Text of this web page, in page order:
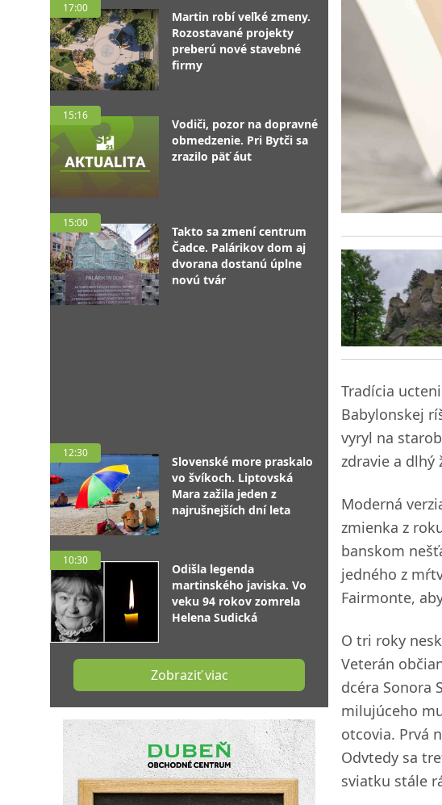
17:00
Martin robí veľké zmeny.
Rozostavané projekty
preberú nové stavebné
firmy
15:16
Vodiči, pozor na dopravné
obmedzenie. Pri Bytči sa
zrazilo päť áut
15:00
Takto sa zmení centrum
Čadce. Palárikov dom aj
dvorana dostanú úplne
novú tvár
12:30
Slovenské more praskalo
vo švíkoch. Liptovská
Mara zažila jeden z
najrušnejších dní leta
10:30
Odišla legenda
martinského javiska. Vo
veku 94 rokov zomrela
Helena Sudická
Zobraziť viac
Tradícia
Babylonskej
vyryl na
zdravie a dlhý
Moderná
zmienka z
banskom
jedného z
Fairmonte,
O tri roky
Veterán
dcéra Sonora
milujúceho
otcovia. Prvá
Odvtedy sa
sviatku stále